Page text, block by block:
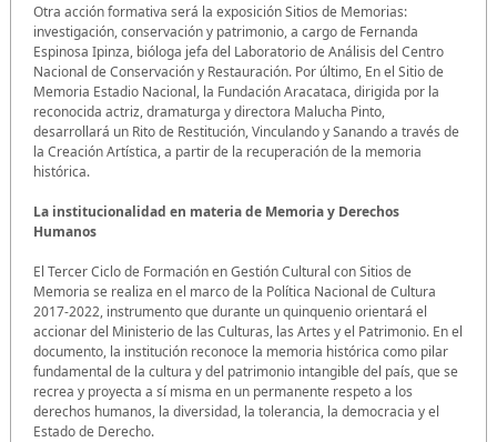
Otra acción formativa será la exposición Sitios de Memorias:
investigación, conservación y patrimonio, a cargo de Fernanda
Espinosa Ipinza, bióloga jefa del Laboratorio de Análisis del Centro
Nacional de Conservación y Restauración. Por último, En el Sitio de
Memoria Estadio Nacional, la Fundación Aracataca, dirigida por la
reconocida actriz, dramaturga y directora Malucha Pinto,
desarrollará un Rito de Restitución, Vinculando y Sanando a través de
la Creación Artística, a partir de la recuperación de la memoria
histórica.
La institucionalidad en materia de Memoria y Derechos
Humanos
El Tercer Ciclo de Formación en Gestión Cultural con Sitios de
Memoria se realiza en el marco de la Política Nacional de Cultura
2017-2022, instrumento que durante un quinquenio orientará el
accionar del Ministerio de las Culturas, las Artes y el Patrimonio. En el
documento, la institución reconoce la memoria histórica como pilar
fundamental de la cultura y del patrimonio intangible del país, que se
recrea y proyecta a sí misma en un permanente respeto a los
derechos humanos, la diversidad, la tolerancia, la democracia y el
Estado de Derecho.